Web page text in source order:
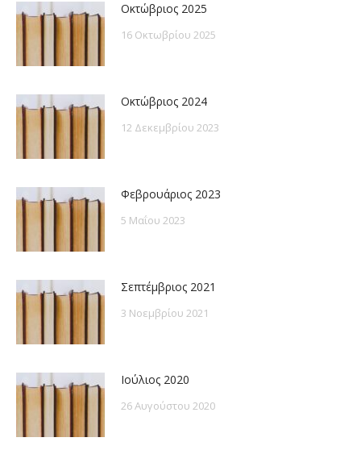
Οκτώβριος 2025
16 Οκτωβρίου 2025
Οκτώβριος 2024
12 Δεκεμβρίου 2023
Φεβρουάριος 2023
5 Μαΐου 2023
Σεπτέμβριος 2021
3 Νοεμβρίου 2021
Ιούλιος 2020
26 Αυγούστου 2020